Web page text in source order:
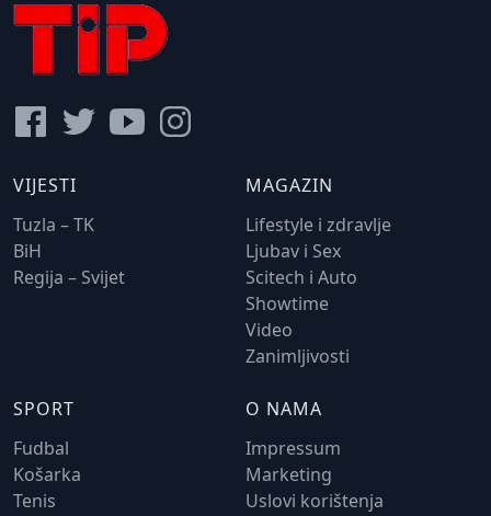
VIJESTI
Tuzla – TK
BiH
Regija – Svijet
MAGAZIN
Lifestyle i zdravlje
Ljubav i Sex
Scitech i Auto
Showtime
Video
Zanimljivosti
SPORT
Fudbal
Košarka
Tenis
O NAMA
Impressum
Marketing
Uslovi korištenja